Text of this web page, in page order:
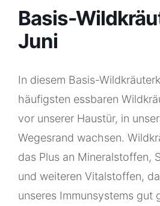
Basis-
Juni
In diesem Basis-
häufigsten essbaren
vor unserer Haustür, in
Wegesrand wachsen.
das Plus an Mineralstoffen,
und weiteren Vitalstoffen,
unseres Immunsystems gut